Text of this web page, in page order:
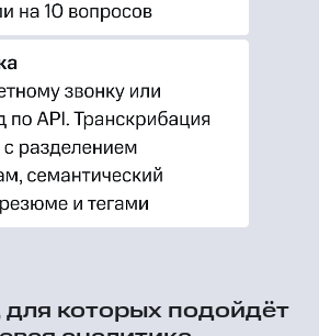
которых подойдёт